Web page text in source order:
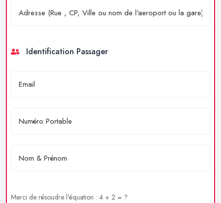
Identification Passager
Merci de résoudre l'équation : 4 + 2 = ?